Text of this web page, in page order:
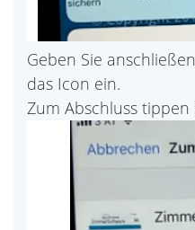
Geben Sie
das Icon ein.
Zum Abschluss tippen